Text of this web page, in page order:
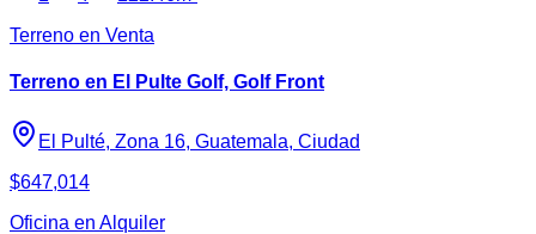
Terreno en Venta
Terreno en El Pulte Golf, Golf Front
El Pulté, Zona 16, Guatemala, Ciudad
$647,014
Oficina en Alquiler